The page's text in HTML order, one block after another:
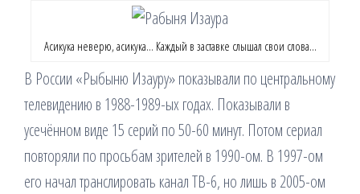
Асикука неверю, асикука… Каждый в заставке слышал свои слова…
В России «Рыбыню Изауру» показывали по центральному
телевидению в 1988-1989-ых годах. Показывали в
усечённом виде 15 серий по 50-60 минут. Потом сериал
повторяли по просьбам зрителей в 1990-ом. В 1997-ом
его начал транслировать канал ТВ-6, но лишь в 2005-ом